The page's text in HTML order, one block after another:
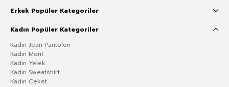
Erkek Popüler Kategoriler
Kadın Popüler Kategoriler
Kadın Jean Pantolon
Kadın Mont
Kadın Yelek
Kadın Sweatshirt
Kadın Ceket